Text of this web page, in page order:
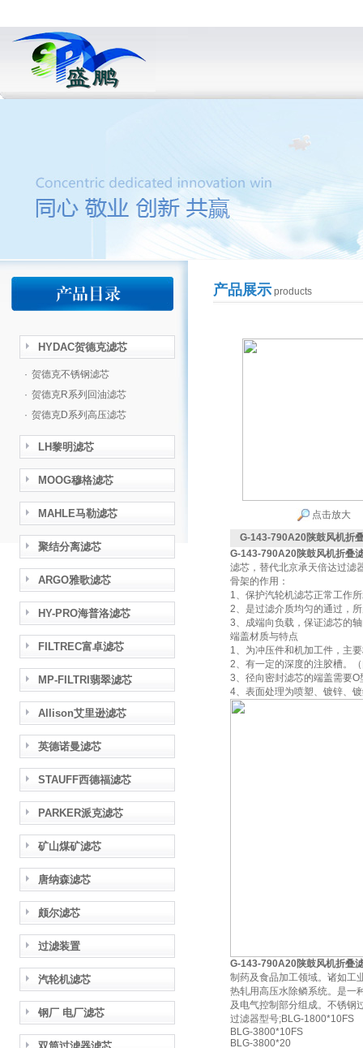
HYDAC贺德克滤芯
· 贺德克不锈钢滤芯
· 贺德克R系列回油滤芯
· 贺德克D系列高压滤芯
LH黎明滤芯
MOOG穆格滤芯
MAHLE马勒滤芯
聚结分离滤芯
ARGO雅歌滤芯
HY-PRO海普洛滤芯
FILTREC富卓滤芯
MP-FILTRI翡翠滤芯
Allison艾里逊滤芯
英德诺曼滤芯
STAUFF西德福滤芯
PARKER派克滤芯
矿山煤矿滤芯
唐纳森滤芯
颇尔滤芯
过滤装置
汽轮机滤芯
钢厂 电厂滤芯
产品展示products
点击放大
G-143-790A20陕鼓风机折
G-143-790A20陕鼓风机折叠
滤芯，替代北京承天倍达过滤
骨架的作用：
1、保护汽轮机滤芯正常工作
2、是过滤介质均匀的通过，
3、成端向负载，保证滤芯的
端盖材质与特点
1、为冲压件和机加工件，主
2、有一定的深度的注胶槽。
3、径向密封滤芯的端盖需要
4、表面处理为喷塑、镀锌、
G-143-790A20陕鼓风机折叠
制药及食品加工领域。诸如工
热轧用高压水除鳞系统。是一
及电气控制部分组成。不锈钢
过滤器型号;BLG-1800*10FS
BLG-3800*10FS
BLG-3800*20